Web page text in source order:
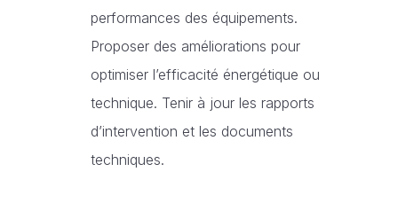
performances des équipements.
Proposer des améliorations pour
optimiser l’efficacité énergétique ou
technique. Tenir à jour les rapports
d’intervention et les documents
techniques.